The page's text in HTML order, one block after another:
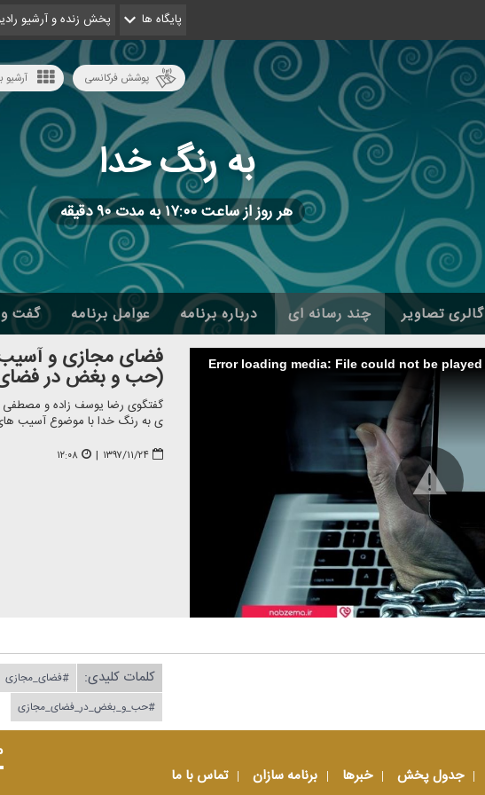
پایگاه ها پخش زنده و آرشیو
آرشیو پوشش فرکانسی
به رنگ خدا
هر روز از ساعت ۱۷:۰۰ به مدت ۹۰ دقیقه
گالری تصاویر چند رسانه ای درباره برنامه عوامل برنامه گفت
Error loading media: File could not be played فضای مجازی و
(حب و بغض در
گفتگوی رضا یوسف زاده و مصطفی
ی به رنگ خدا با موضوع آسیب
۱۳۹۷/۱۱/۲۴ | ۱۲:۰۸
کلمات کلیدی: #فضای_مجازی
#حب_و_بغض_در_فضای_مجازی
جدول پخش خبرها برنامه سازان تماس با ما